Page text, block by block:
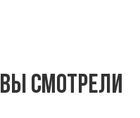
Вы смотрели